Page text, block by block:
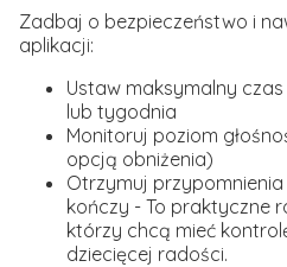
Zadbaj o bezpieczeństwo i
aplikacji:
Ustaw maksymalny czas
lub tygodnia
Monitoruj poziom
opcją obniżenia)
Otrzymuj przypomnienia
kończy - To praktyczne
którzy chcą mieć
dziecięcej radości.